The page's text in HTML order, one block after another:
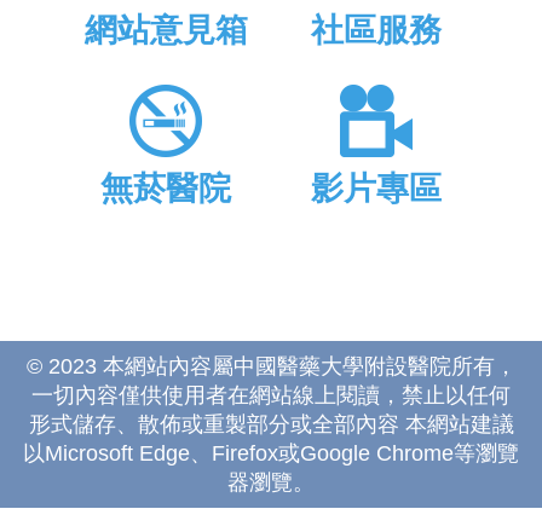
網站意見箱 社區服務
無菸醫院 影片專區
© 2023 本網站內容屬中國醫藥大學附設醫院所有，
一切內容僅供使用者在網站線上閱讀，禁止以任何
形式儲存、散佈或重製部分或全部內容 本網站建議
以Microsoft Edge、Firefox或Google Chrome等瀏覽
器瀏覽。